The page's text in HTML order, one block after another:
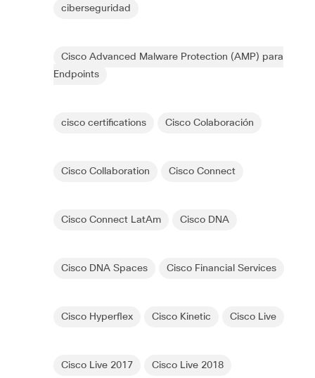
ciberseguridad
Cisco Advanced Malware Protection (AMP) para
Endpoints
cisco certifications Cisco Colaboración
Cisco Collaboration Cisco Connect
Cisco Connect LatAm Cisco DNA
Cisco DNA Spaces Cisco Financial Services
Cisco Hyperflex Cisco Kinetic Cisco Live
Cisco Live 2017 Cisco Live 2018